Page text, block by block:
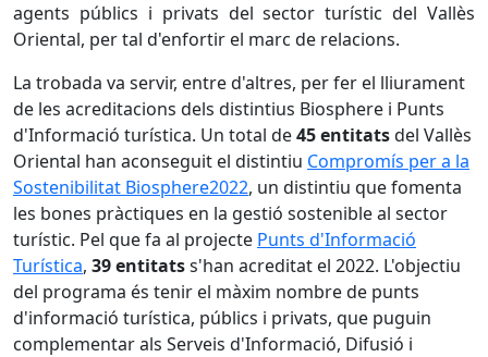
agents públics i privats del sector turístic del Vallès
Oriental, per tal d'enfortir el marc de relacions.
La trobada va servir, entre d'altres, per fer el lliurament
de les acreditacions dels distintius Biosphere i Punts
d'Informació turística. Un total de45 entitatsdel Vallès
Oriental han aconseguit el distintiu Compromís per a la
Sostenibilitat Biosphere2022, un distintiu que fomenta
les bones pràctiques en la gestió sostenible al sector
turístic. Pel que fa al projecte Punts d'Informació
Turística, 39 entitatss'han acreditat el 2022. L'objectiu
del programa és tenir el màxim nombre de punts
d'informació turística, públics i privats, que puguin
complementar als Serveis d'Informació, Difusió i